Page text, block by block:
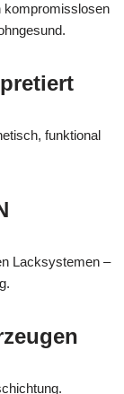
kompromisslosen
funktional
Lacksystemen –